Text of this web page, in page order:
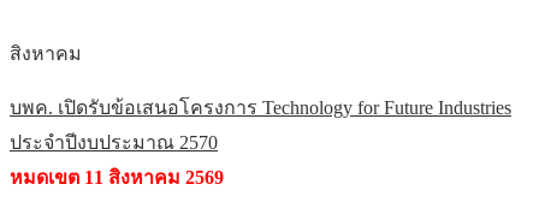
สิงหาคม
บพค. เปิดรับข้อเสนอโครงการ Technology for Future Industries
ประจำปีงบประมาณ 2570
หมดเขต 11 สิงหาคม 2569